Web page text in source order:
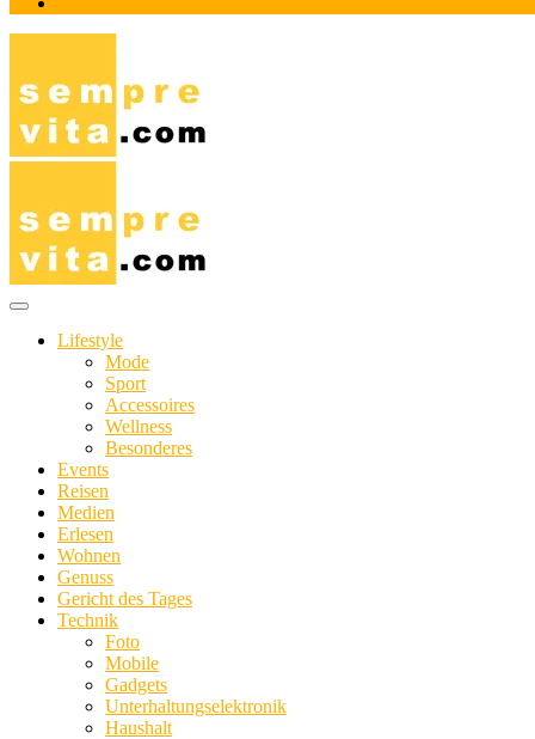
Lifestyle
Mode
Sport
Accessoires
Wellness
Besonderes
Events
Reisen
Medien
Erlesen
Wohnen
Genuss
Gericht des Tages
Technik
Foto
Mobile
Gadgets
Unterhaltungselektronik
Haushalt